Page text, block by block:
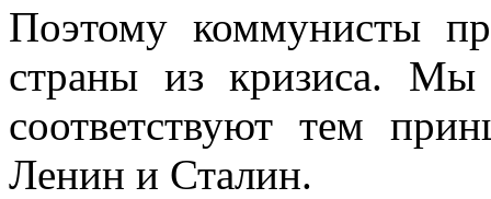
Поэтому коммунисты
страны из кризиса. Мы
соответствуют тем
Ленин и Сталин.